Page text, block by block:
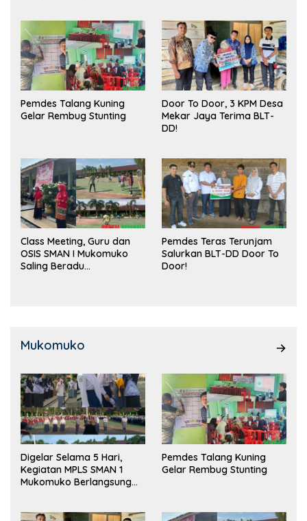
Pasar
Pemdes Talang Kuning
Gelar Rembug Stunting
Door To Door, 3 KPM Desa
Mekar Jaya Terima BLT-
DD!
Class Meeting, Guru dan
OSIS SMAN I Mukomuko
Saling Beradu
Pemdes Teras Terunjam
Salurkan BLT-DD Door To
Door!
Mukomuko
Digelar Selama 5 Hari,
Kegiatan MPLS SMAN 1
Mukomuko Berlangsung
Pemdes Talang Kuning
Gelar Rembug Stunting